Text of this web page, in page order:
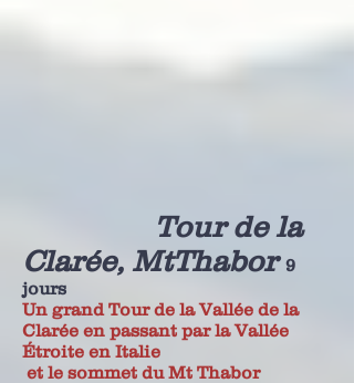
Tour de la
Clarée, MtThabor9
jours
Un grand Tour de la Vallée de la
Clarée en passant par la Vallée
Étroite en Italie
et le sommet du Mt Thabor